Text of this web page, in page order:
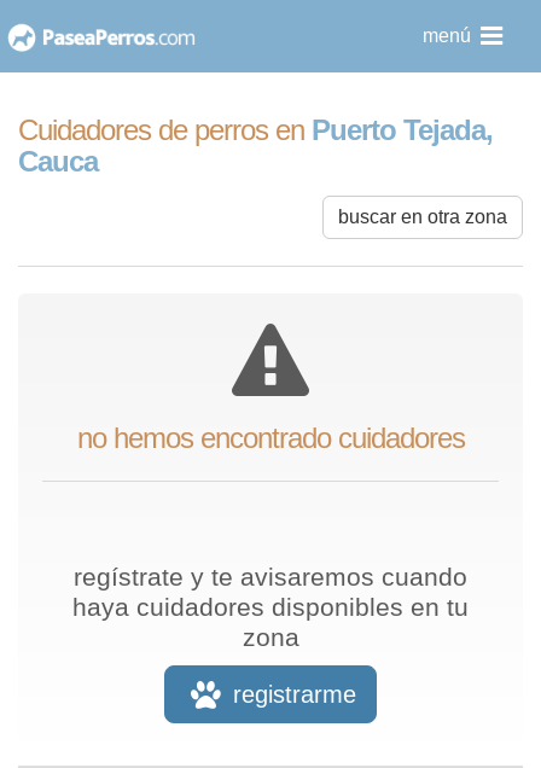
al
menú
Cuidadores de perros en Puerto Tejada,
Cauca
buscar en otra zona
no hemos encontrado cuidadores
regístrate y te avisaremos cuando
haya cuidadores disponibles en tu
zona
registrarme
OpenStreetMap
CC-BY-SA